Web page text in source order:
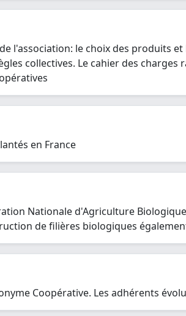
l'association: le choix des produits
collectives. Le cahier des charges
en France
Nationale d'Agriculture Biologique
de filières biologiques
Coopérative. Les adhérents